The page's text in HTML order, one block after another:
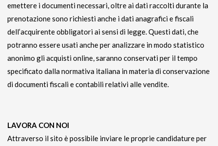
emettere i documenti necessari, oltre ai dati raccolti durante la
prenotazione sono richiesti anche i dati anagrafici e fiscali
dell’acquirente obbligatori ai sensi di legge. Questi dati, che
potranno essere usati anche per analizzare in modo statistico
anonimo gli acquisti online, saranno conservati per il tempo
specificato dalla normativa italiana in materia di conservazione
di documenti fiscali e contabili relativi alle vendite.
LAVORA CON NOI
Attraverso il sito è possibile inviare le proprie candidature per